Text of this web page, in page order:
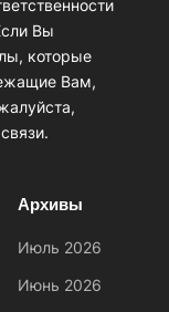
Вы
которые
Вам,
Архивы
Июль 2026
Июнь 2026